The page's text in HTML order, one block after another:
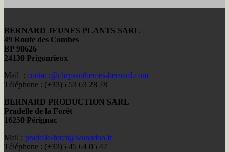
BERNARD JEUNES PLANTS SARL
49 Route des Combes
BP 90626
24130 Prigonrieux
Mail : contact@chrysanthemes-bernard.com
Téléphone : (+33)5 53 63 28 78
BERNARD PRODUCTION SARL
Pradelle de la Forêt
16250 Pérignac
Mail : pradelle-foret@wanadoo.fr
Téléphone : (+33)5 45 64 05 47